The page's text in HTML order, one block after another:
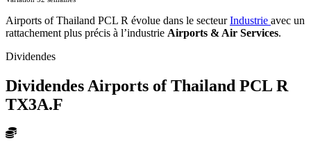
Airports of Thailand PCL R évolue dans le secteurIndustrie avec un
rattachement plus précis à l’industrie Airports & Air Services.
Dividendes
Dividendes Airports of Thailand PCL R
TX3A.F